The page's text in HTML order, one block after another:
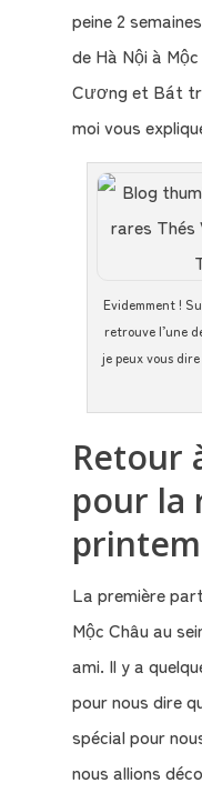
E-
books
Boutique
Le
Contact
Mon
compte
Mon
Panier
peine 2
de Hà Nội à
Cương et Bát
moi vous
Evidemment !
retrouve l’une
je peux vous
Retour
pour la
La première
Mộc Châu au
ami. Il y a
pour nous dire
spécial pour
nous allions